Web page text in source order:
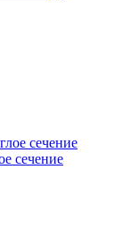
сечение